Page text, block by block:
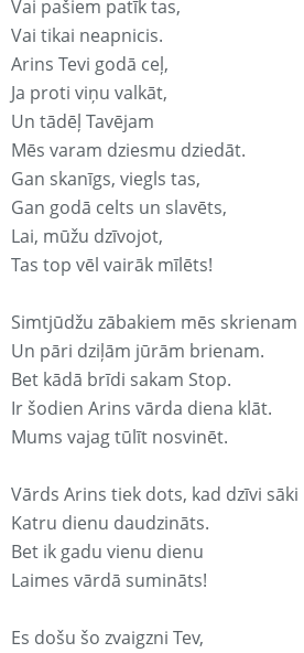
Vai pašiem patīk tas,
Vai tikai neapnicis.
Arins Tevi godā ceļ,
Ja proti viņu valkāt,
Un tādēļ Tavējam
Mēs varam dziesmu dziedāt.
Gan skanīgs, viegls tas,
Gan godā celts un slavēts,
Lai, mūžu dzīvojot,
Tas top vēl vairāk mīlēts!
Simtjūdžu zābakiem mēs skrienam
Un pāri dziļām jūrām brienam.
Bet kādā brīdi sakam Stop.
Ir šodien Arins vārda diena klāt.
Mums vajag tūlīt nosvinēt.
Vārds Arins tiek dots, kad dzīvi sāki
Katru dienu daudzināts.
Bet ik gadu vienu dienu
Laimes vārdā sumināts!
Es došu šo zvaigzni Tev,